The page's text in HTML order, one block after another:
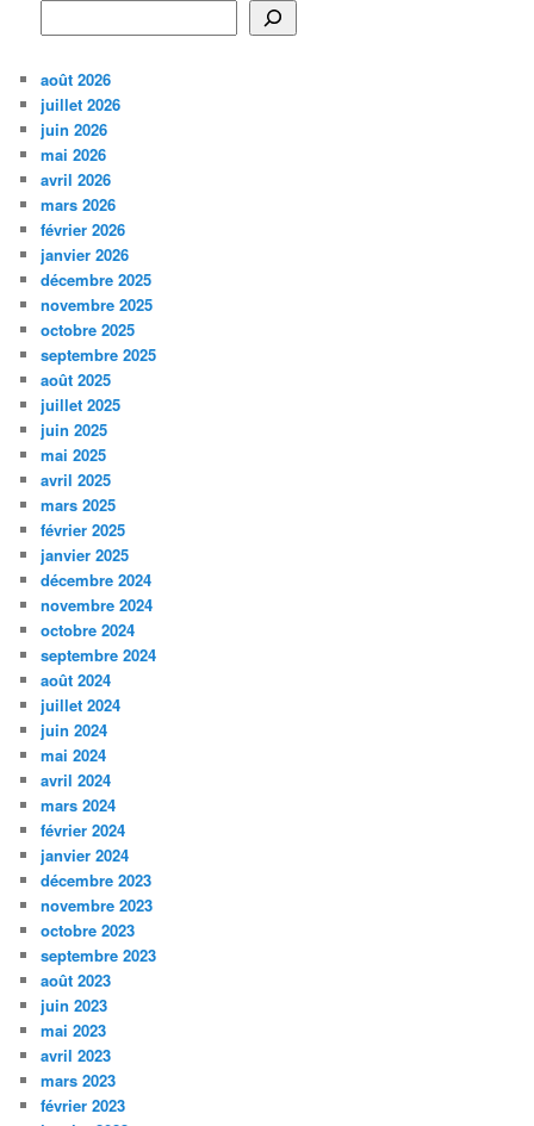
août 2026
juillet 2026
juin 2026
mai 2026
avril 2026
mars 2026
février 2026
janvier 2026
décembre 2025
novembre 2025
octobre 2025
septembre 2025
août 2025
juillet 2025
juin 2025
mai 2025
avril 2025
mars 2025
février 2025
janvier 2025
décembre 2024
novembre 2024
octobre 2024
septembre 2024
août 2024
juillet 2024
juin 2024
mai 2024
avril 2024
mars 2024
février 2024
janvier 2024
décembre 2023
novembre 2023
octobre 2023
septembre 2023
août 2023
juin 2023
mai 2023
avril 2023
mars 2023
février 2023